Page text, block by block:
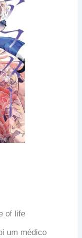
of life
um médico